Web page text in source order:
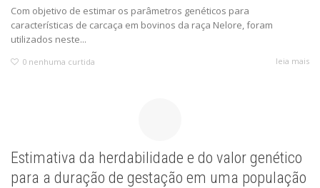
Com objetivo de estimar os parâmetros genéticos para
características de carcaça em bovinos da raça Nelore, foram
utilizados neste...
0 nenhuma curtida leia mais
Estimativa da herdabilidade e do valor genético
para a duração de gestação em uma população